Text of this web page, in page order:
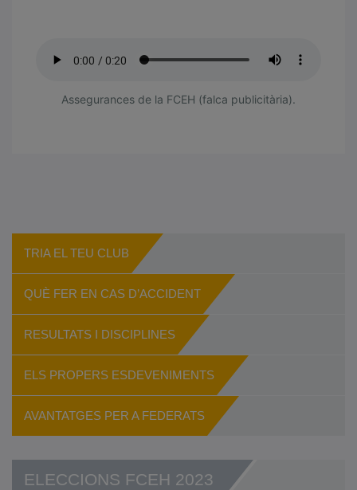
Assegurances de la FCEH (falca publicitària).
TRIA EL TEU CLUB
QUÈ FER EN CAS D’ACCIDENT
RESULTATS I DISCIPLINES
ELS PROPERS ESDEVENIMENTS
AVANTATGES PER A FEDERATS
ELECCIONS FCEH 2023